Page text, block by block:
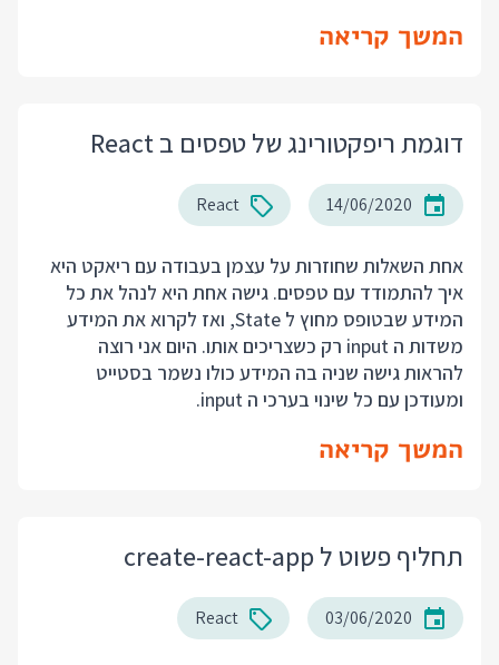
המשך קריאה
דוגמת ריפקטורינג של טפסים ב React
14/06/2020
React
אחת השאלות שחוזרות על עצמן בעבודה עם ריאקט היא
איך להתמודד עם טפסים. גישה אחת היא לנהל את כל
המידע שבטופס מחוץ ל State, ואז לקרוא את המידע
משדות ה input רק כשצריכים אותו. היום אני רוצה
להראות גישה שניה בה המידע כולו נשמר בסטייט
ומעודכן עם כל שינוי בערכי ה input.
המשך קריאה
תחליף פשוט ל create-react-app
03/06/2020
React